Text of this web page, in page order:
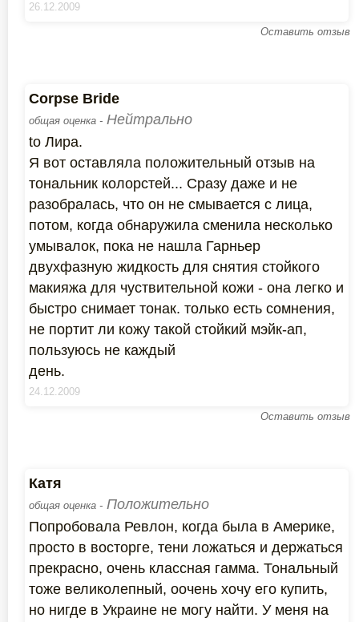
26.12.2009
Оставить отзыв
Corpse Bride
общая оценка - Нейтрально
to Лира.
Я вот оставляла положительный отзыв на
тональник колорстей... Сразу даже и не
разобралась, что он не смывается с лица,
потом, когда обнаружила сменила несколько
умывалок, пока не нашла Гарньер
двухфазную жидкость для снятия стойкого
макияжа для чуствительной кожи - она легко и
быстро снимает тонак. только есть сомнения,
не портит ли кожу такой стойкий мэйк-ап,
пользуюсь не каждый
день.
24.12.2009
Оставить отзыв
Катя
общая оценка - Положительно
Попробовала Ревлон, когда была в Америке,
просто в восторге, тени ложаться и держаться
прекрасно, очень классная гамма. Тональный
тоже великолепный, оочень хочу его купить,
но нигде в Украине не могу найти. У меня на